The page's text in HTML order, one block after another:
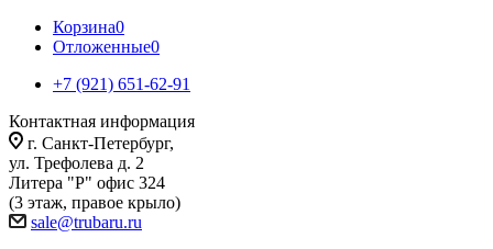
Корзина0
Отложенные0
+7 (921) 651-62-91
Контактная информация
г. Санкт-Петербург,
ул. Трефолева д. 2
Литера "Р" офис 324
(3 этаж, правое крыло)
sale@trubaru.ru